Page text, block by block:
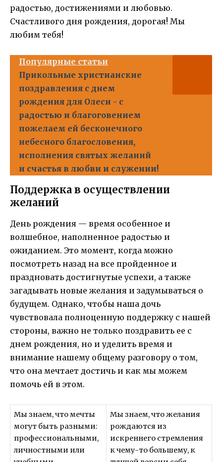
радостью, достижениями и любовью.
Счастливого дня рождения, дорогая! Мы
любим тебя!
Популярные статьи
Прикольные христианские
поздравления с днем
рождения для Олеси - с
радостью и благоговением
пожелаем ей бесконечного
небесного благословения,
исполнения святых желаний
и счастья в любви и служении!
Поддержка в осуществлении
желаний
День рождения — время особенное и
волшебное, наполненное радостью и
ожиданием. Это момент, когда можно
посмотреть назад на все пройденное и
праздновать достигнутые успехи, а также
загадывать новые желания и задумываться о
будущем. Однако, чтобы наша дочь
чувствовала полноценную поддержку с нашей
стороны, важно не только поздравить ее с
днем рождения, но и уделить время и
внимание нашему общему разговору о том,
что она мечтает достичь и как мы можем
помочь ей в этом.
Мы знаем, что мечты
могут быть разными:
профессиональными,
личностными или
Мы знаем, что желания
рождаются из
искреннего стремления
к чему-то большему, к